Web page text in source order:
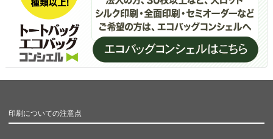
印刷についての注意点